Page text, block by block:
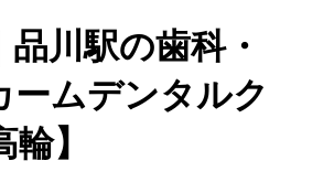
品川駅の歯科・
ームデンタルク
】